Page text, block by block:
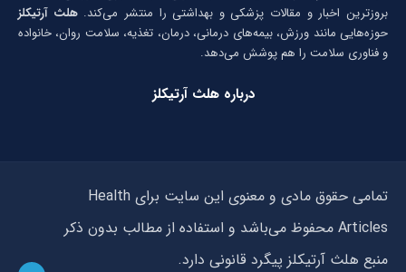
بروزترین اخبار و مقالات پزشکی و بهداشتی را منتشر می‌کند.هلث آرتیکلز
حوزه‌هایی مانند ورزش، بیمه‌های درمانی، درمان، تغذیه، سلامت روان، خانواده
و فناوری سلامت را هم پوشش می‌دهد.
درباره هلث آرتیکلز
تمامی حقوق مادی و معنوی این سایت برای Health
Articles محفوظ می‌باشد و استفاده از مطالب بدون ذکر
منبع هلث آرتیکلز پیگرد قانونی دارد.